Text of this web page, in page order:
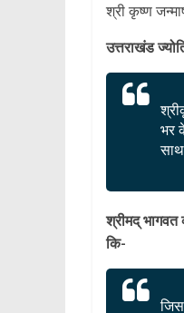
श्री कृष्ण
उत्तराखंड
भर
श्रीमद् भागवत
कि-